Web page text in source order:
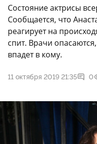
Состояние актрисы
Сообщается, что
реагирует на
спит. Врачи
впадет в кому.
11 октября 2019 21:35 0